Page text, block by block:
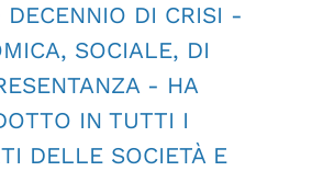
DECENNIO DI CRISI -
SOCIALE, DI
- HA
IN TUTTI I
DELLE SOCIETÀ E